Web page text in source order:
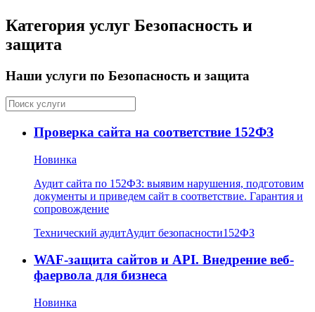
Категория услуг Безопасность и
защита
Наши услуги по Безопасность и защита
Проверка сайта на соответствие 152ФЗ
Новинка
Аудит сайта по 152ФЗ: выявим нарушения, подготовим
документы и приведем сайт в соответствие. Гарантия и
сопровождение
Технический аудитАудит безопасности152ФЗ
WAF-защита сайтов и API. Внедрение веб-
фаервола для бизнеса
Новинка